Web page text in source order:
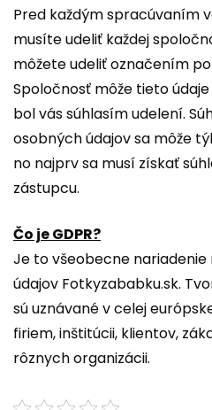
Pred každým spracúvaním
musíte udeliť každej
môžete udeliť označením
Spoločnosť môže tieto
bol vás súhlasím udelení.
osobných údajov sa môže
no najprv sa musí získať
zástupcu.
Čo je GDPR?
Je to všeobecne nariadenie
údajov Fotkyzababku.sk.
sú uznávané v celej
firiem, inštitúcii, klientov,
rôznych organizácii.